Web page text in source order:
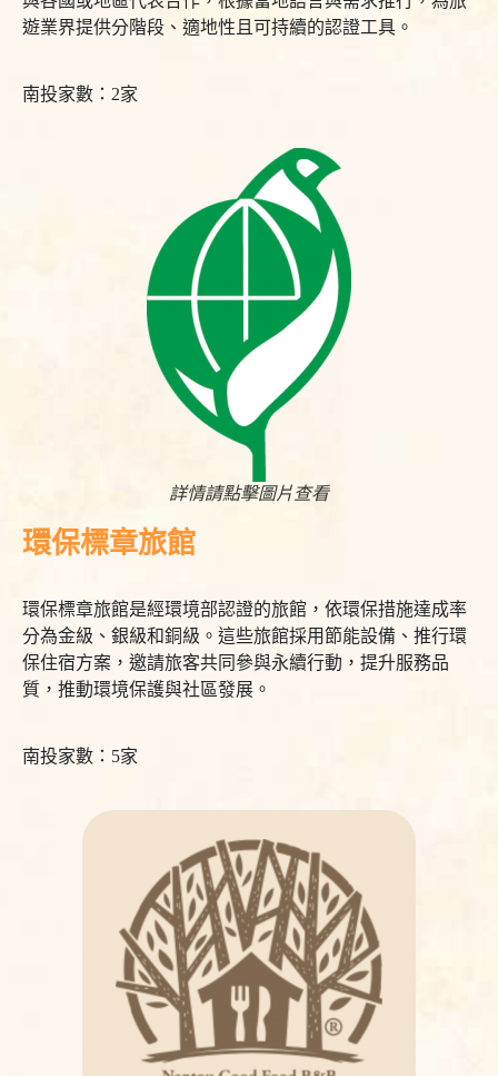
遊業界提供分階段、適地性且可持續的認證工具。
南投家數：2家
詳情請點擊圖片查看
環保標章旅館
環保標章旅館是經環境部認證的旅館，依環保措施達成率
分為金級、銀級和銅級。這些旅館採用節能設備、推行環
保住宿方案，邀請旅客共同參與永續行動，提升服務品
質，推動環境保護與社區發展。
南投家數：5家